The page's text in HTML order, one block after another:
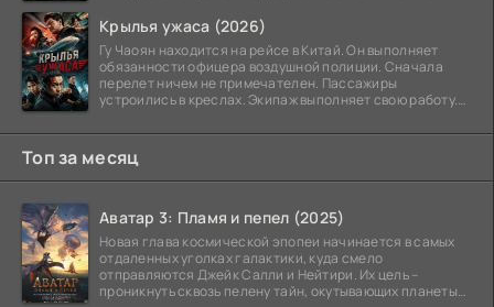
Крылья ужаса (2026)
Гу Чаоян находится на рейсе в Китай. Он выполняет
обязанности офицера воздушной полиции. Сначала
перелет ничем не примечателен. Пассажиры
устроились в креслах. Экипаж выполняет свою работу.
Топ за месяц
Аватар 3: Пламя и пепел (2025)
Новая глава космической эпопеи начинается в самых
отдаленных уголках галактики, куда смело
отправляются Джейк Салли и Нейтири. Их цель –
проникнуть сквозь пелену тайн, окутывающих планеты